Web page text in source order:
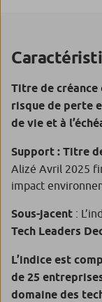
Titre de
risque de perte
de vie et à
Support : Titre
Alizé Avril 2025
impact
Sous-jacent :
Tech Leaders
L’indice est
de 25
domaine des